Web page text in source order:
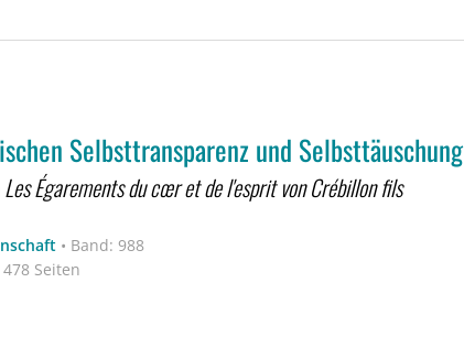
Selbsttransparenz und Selbsttäuschung
Les Égarements du cœr et de l'esprit von Crébillon fils
• Band: 988
478 Seiten